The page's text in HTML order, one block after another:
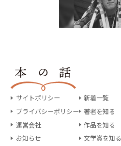
サイトポリシー
プライバシーポリシー
運営会社
お知らせ
新着一覧
著者を知る
作品を知る
文学賞を知る